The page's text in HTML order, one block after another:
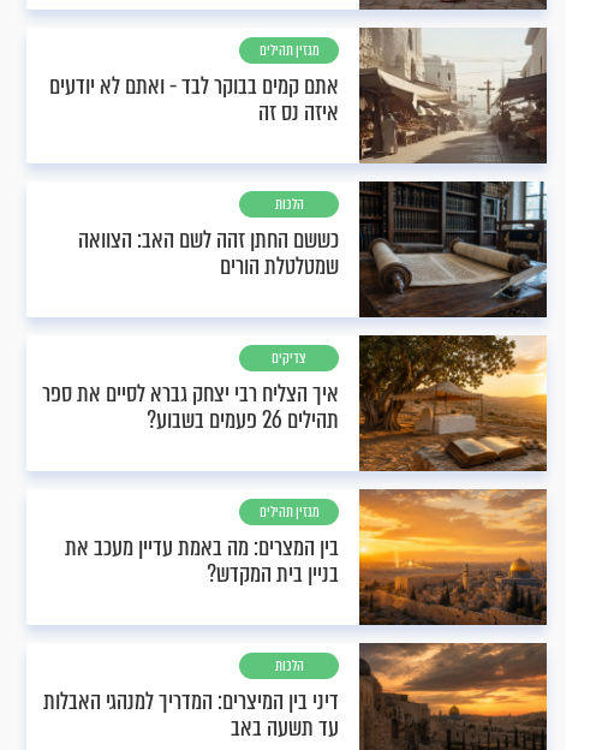
מגזין תהילים
אתם קמים בבוקר לבד - ואתם לא יודעים
איזה נס זה
הלכות
כששם החתן זהה לשם האב: הצוואה
שמטלטלת הורים
צדיקים
איך הצליח רבי יצחק גברא לסיים את ספר
תהילים 26 פעמים בשבוע?
מגזין תהילים
בין המצרים: מה באמת עדיין מעכב את
בניין בית המקדש?
הלכות
דיני בין המיצרים: המדריך למנהגי האבלות
עד תשעה באב